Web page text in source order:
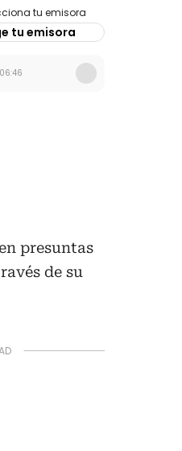
tu emisora
tu emisora
06:46
presuntas
de su